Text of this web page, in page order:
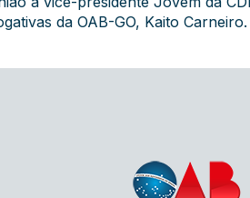
da OAB-GO, Kaito Carneiro.